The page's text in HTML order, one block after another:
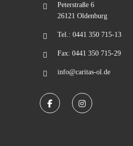
Peterstraße 6
26121 Oldenburg
Tel.: 0441 350 715-13
Fax: 0441 350 715-29
info@caritas-ol.de